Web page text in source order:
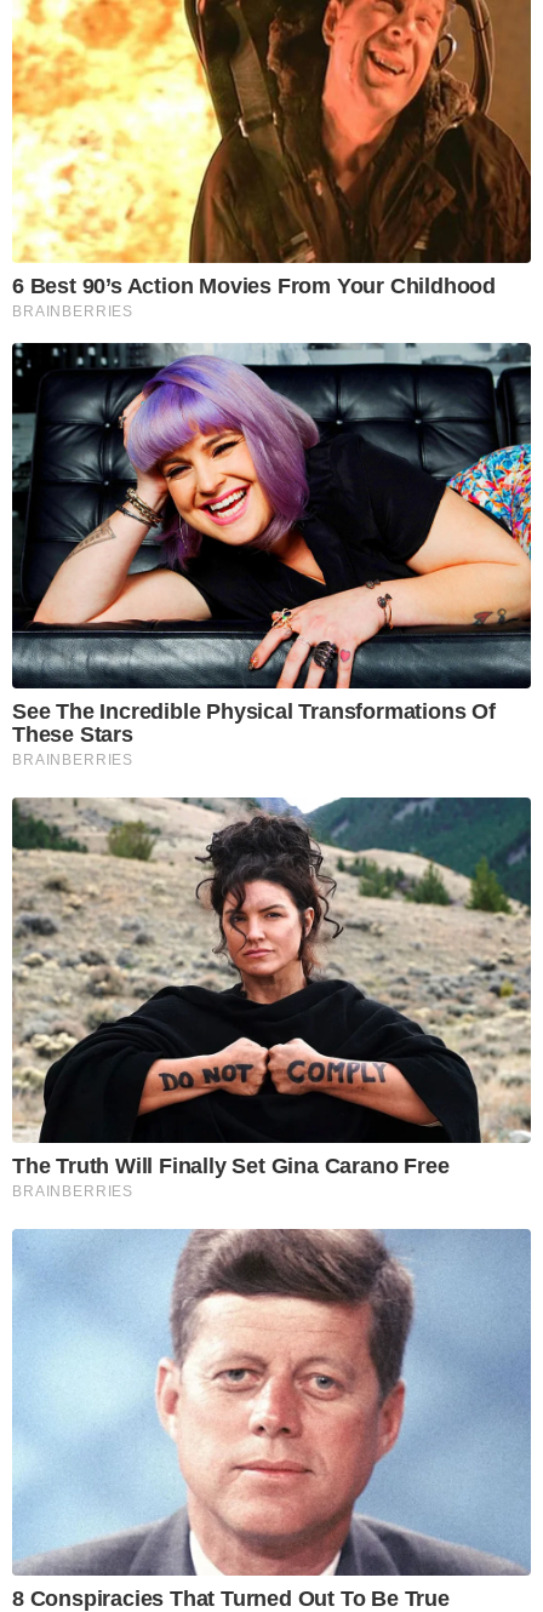
6 Best 90’s Action Movies From Your Childhood
BRAINBERRIES
See The Incredible Physical Transformations Of
These Stars
BRAINBERRIES
The Truth Will Finally Set Gina Carano Free
BRAINBERRIES
8 Conspiracies That Turned Out To Be True